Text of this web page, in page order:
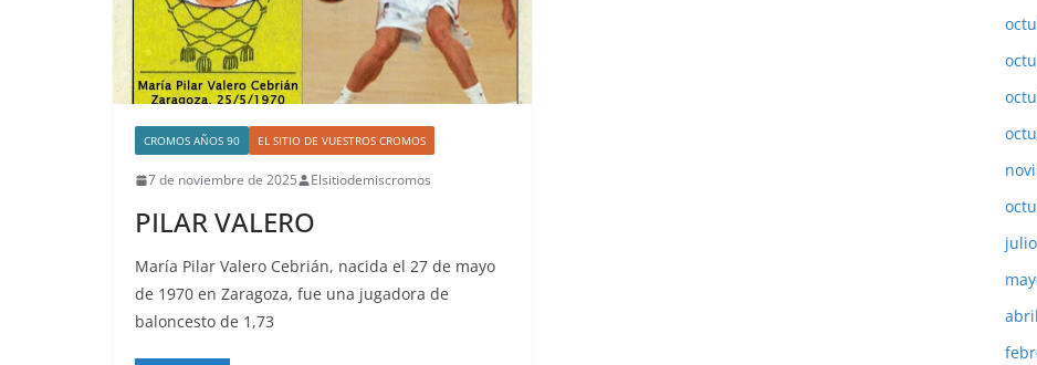
CROMOS AÑOS 90 EL SITIO DE VUESTROS CROMOS
7 de noviembre de 2025 Elsitiodemiscromos
PILAR VALERO
María Pilar Valero Cebrián, nacida el 27 de mayo
de 1970 en Zaragoza, fue una jugadora de
baloncesto de 1,73